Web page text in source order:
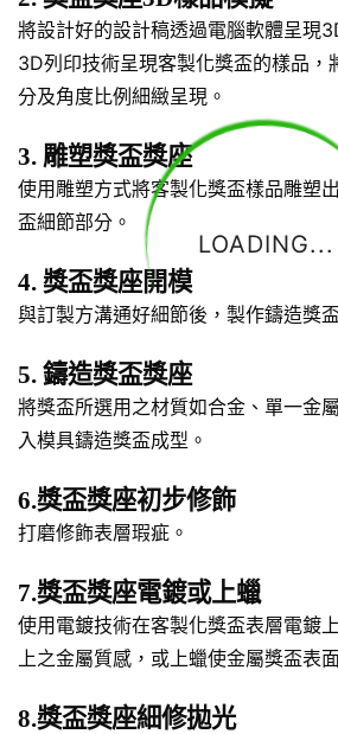
LOADING...
將設計好的設計稿透過電腦軟體呈現
3D列印技術呈現客製化獎盃的樣品，
分及角度比例細緻呈現。
3. 雕塑獎盃獎座
使用雕塑方式將客製化獎盃樣品雕塑
盃細節部分。
4. 獎盃獎座開模
與訂製方溝通好細節後，製作鑄造獎
5. 鑄造獎盃獎座
將獎盃所選用之材質如合金、單一金
入模具鑄造獎盃成型。
6.獎盃獎座初步修飾
打磨修飾表層瑕疵。
7.獎盃獎座電鍍或上蠟
使用電鍍技術在客製化獎盃表層電鍍
上之金屬質感，或上蠟使金屬獎盃表
8.獎盃獎座細修拋光